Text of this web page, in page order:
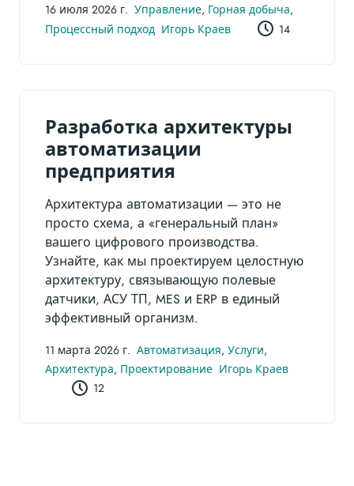
16 июля 2026 г. Управление, Горная добыча,
Процессный подход Игорь Краев 14
Разработка архитектуры
автоматизации
предприятия
Архитектура автоматизации — это не
просто схема, а «генеральный план»
вашего цифрового производства.
Узнайте, как мы проектируем целостную
архитектуру, связывающую полевые
датчики, АСУ ТП, MES и ERP в единый
эффективный организм.
11 марта 2026 г. Автоматизация, Услуги,
Архитектура, Проектирование Игорь Краев
12